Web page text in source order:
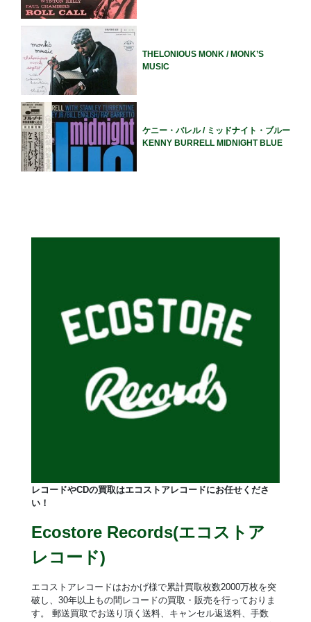
THELONIOUS MONK / MONK’S
MUSIC
ケニー・バレル / ミッドナイト・ブルー
KENNY BURRELL MIDNIGHT BLUE
レコードやCDの買取はエコストアレコードにお任せくださ
い！
Ecostore Records(エコストア
レコード)
エコストアレコードはおかげ様で累計買取枚数2000万枚を突
破し、30年以上もの間レコードの買取・販売を行っておりま
す。 郵送買取でお送り頂く送料、キャンセル返送料、手数